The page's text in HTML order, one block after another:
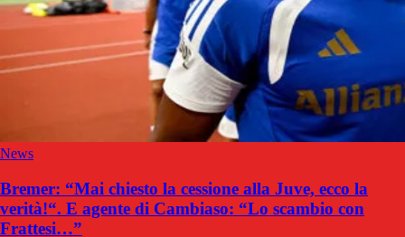
News
Bremer: “Mai chiesto la cessione alla Juve, ecco la
verità!“. E agente di Cambiaso: “Lo scambio con
Frattesi…”